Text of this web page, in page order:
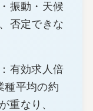
振動・天候
否定できな
有効求人倍
種平均の約
重なり、